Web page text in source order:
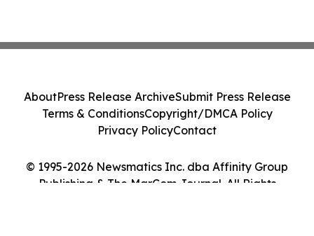
© 1995-2026 Newsmatics Inc. dba Affinity Group
Publishing & The MarCom Journal. All Rights
AboutPress Release ArchiveSubmit Press Release
Terms & ConditionsCopyright/DMCA Policy
Privacy PolicyContact